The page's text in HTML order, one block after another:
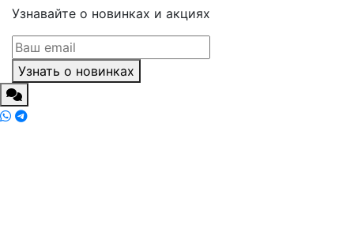
Узнавайте о новинках и акциях
Узнать о новинках